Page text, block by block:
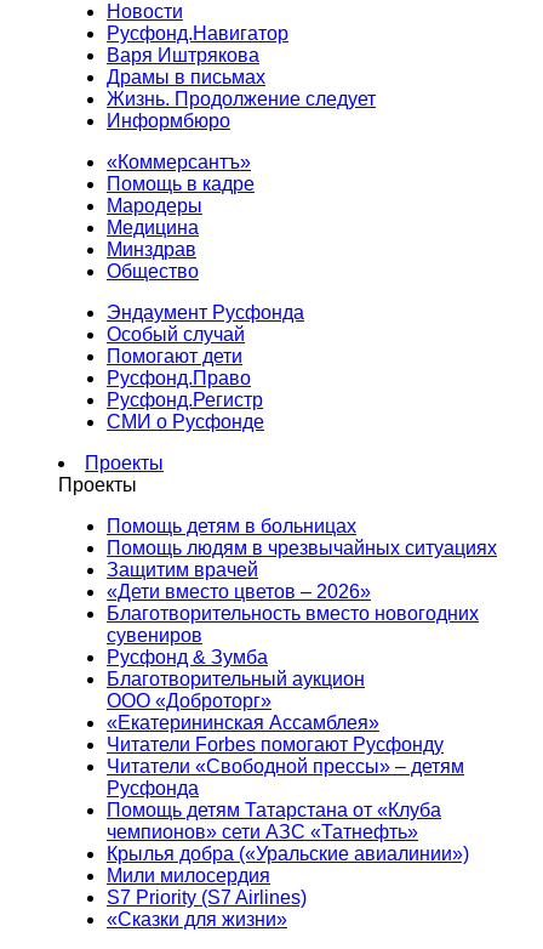
Новости
Русфонд.Навигатор
Варя Иштрякова
Драмы в письмах
Жизнь. Продолжение следует
Информбюро
«Коммерсантъ»
Помощь в кадре
Мародеры
Медицина
Минздрав
Общество
Эндаумент Русфонда
Особый случай
Помогают дети
Русфонд.Право
Русфонд.Регистр
СМИ о Русфонде
Проекты
Проекты
Помощь детям в больницах
Помощь людям в чрезвычайных ситуациях
Защитим врачей
«Дети вместо цветов – 2026»
Благотворительность вместо новогодних
сувениров
Русфонд & Зумба
Благотворительный аукцион
ООО «Доброторг»
«Екатерининская Ассамблея»
Читатели Forbes помогают Русфонду
Читатели «Свободной прессы» – детям
Русфонда
Помощь детям Татарстана от «Клуба
чемпионов» сети АЗС «Татнефть»
Крылья добра («Уральские авиалинии»)
Мили милосердия
S7 Priority (S7 Airlines)
«Сказки для жизни»